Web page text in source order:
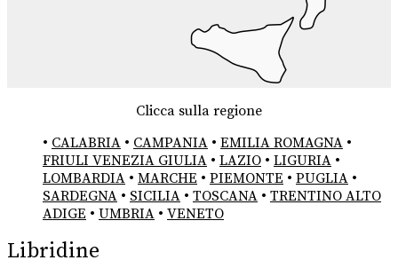
Clicca sulla regione
• CALABRIA • CAMPANIA • EMILIA ROMAGNA •
FRIULI VENEZIA GIULIA • LAZIO • LIGURIA •
LOMBARDIA • MARCHE • PIEMONTE • PUGLIA •
SARDEGNA • SICILIA • TOSCANA • TRENTINO ALTO
ADIGE • UMBRIA • VENETO
Libridine